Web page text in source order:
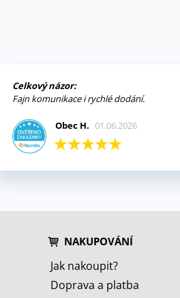
Celkový názor:
Fajn komunikace i rychlé dodání.
Obec H. 01.06.2026
NAKUPOVÁNÍ
Jak nakoupit?
Doprava a platba